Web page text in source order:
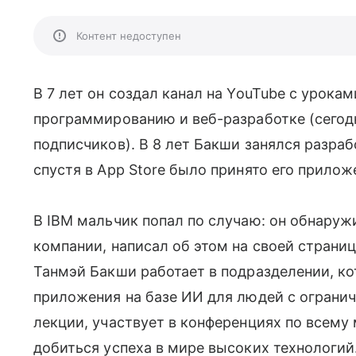
Контент недоступен
В 7 лет он создал канал на YouTube с
программированию и веб-разработке
подписчиков). В 8 лет Бакши занялся
спустя в App Store было принято его
В IBM мальчик попал по случаю: он
компании, написал об этом на своей
Танмэй Бакши работает в подразделении,
приложения на базе ИИ для людей с
лекции, участвует в конференциях по
добиться успеха в мире высоких